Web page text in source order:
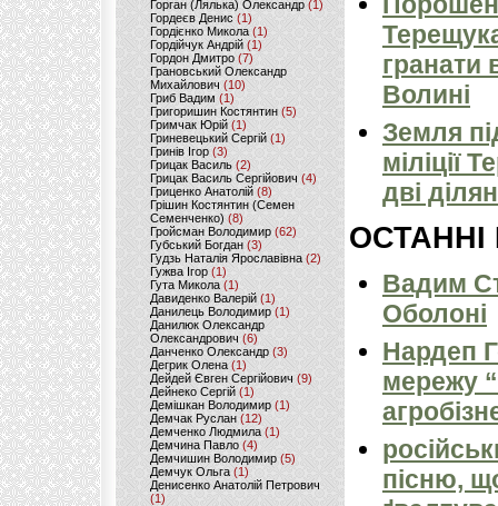
Горган (Лялька) Олександр(1)
Гордеєв Денис (1)
Гордієнко Микола (1)
Гордійчук Андрій (1)
Гордон Дмитро (7)
Грановський Олександр
Михайлович (10)
Гриб Вадим (1)
Григоришин Костянтин (5)
Гримчак Юрій(1)
Гриневецький Сергій(1)
Гринів Ігор (3)
Грицак Василь (2)
Грицак Василь Сергійович (4)
Гриценко Анатолій (8)
Грішин Костянтин (Семен
Семенченко)(8)
Гройсман Володимир(62)
Губський Богдан (3)
Гудзь Наталія Ярославівна(2)
Гужва Ігор (1)
Гута Микола (1)
Давиденко Валерій (1)
Данилець Володимир(1)
Данилюк Олександр
Олександрович (6)
Данченко Олександр (3)
Дегрик Олена(1)
Дейдей Євген Сергійович(9)
Дейнеко Сергій (1)
Демішкан Володимир(1)
Демчак Руслан (12)
Демченко Людмила (1)
Демчина Павло (4)
Демчишин Володимир (5)
Демчук Ольга(1)
Денисенко Анатолій Петрович
(1)
гранати
Волині
Земля
міліції
дві
ОСТАННІ
Вадим
Оболоні
Нардеп
мережу
пісню,